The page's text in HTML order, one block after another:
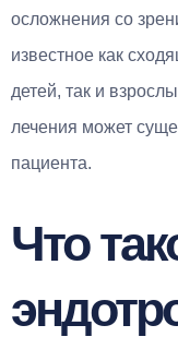
осложнения со
известное как
детей, так и
лечения может
пациента.
Что